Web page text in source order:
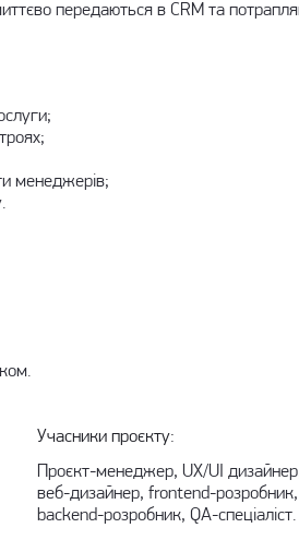
передаються в CRM та
менеджерів;
Учасники проєкту:
Проєкт-менеджер, UX/UI
веб-дизайнер, frontend-розробник,
backend-розробник, QA-спеціаліст.